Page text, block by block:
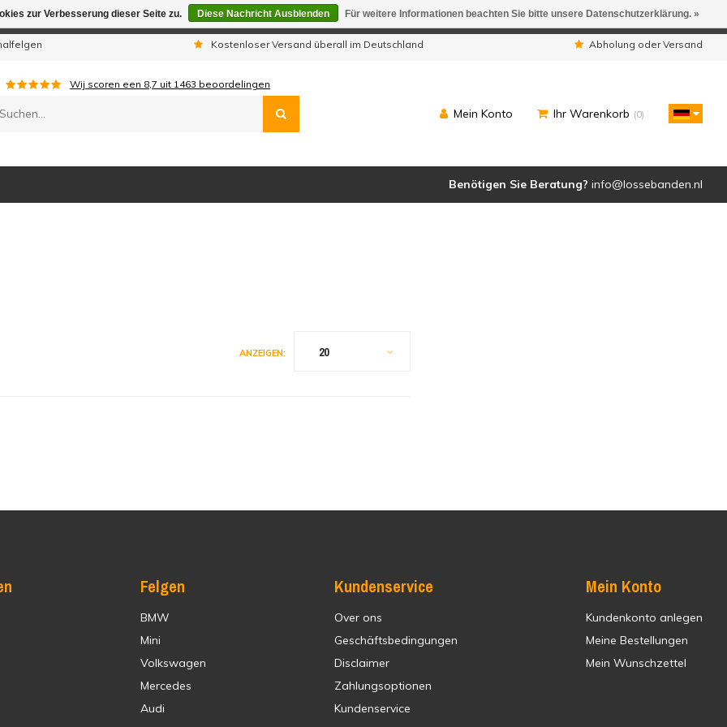
Kostenloser Versand überall im Deutschland Abholung oder Versand
Wij scoren een 8,7 uit 1463 beoordelingen
Mein Konto Ihr Warenkorb (0)
Benötigen Sie Beratung? info@lossebanden.nl
ANZEIGEN: 20
Felgen
BMW
Mini
Volkswagen
Mercedes
Audi
Kundenservice
Over ons
Geschäftsbedingungen
Disclaimer
Zahlungsoptionen
Kundenservice
Mein Konto
Kundenkonto anlegen
Meine Bestellungen
Mein Wunschzettel
zur Verbesserung dieser Seite zu. Diese Nachricht Ausblenden Für weitere Informationen beachten Sie bitte unsere Datenschutzerklärung. »
sind wir telefonisch nicht erreichbar. Aufgegebene Bestellungen werden geliefert.